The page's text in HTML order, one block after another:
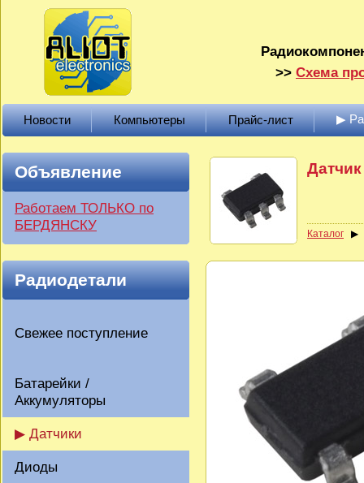
>> Схема
Новости Компьютеры Прайс-лист ▶
Объявление
Работаем ТОЛЬКО по
БЕРДЯНСКУ
Радиодетали
Свежее поступление
Батарейки /
Аккумуляторы
▶ Датчики
Диоды
Каталог